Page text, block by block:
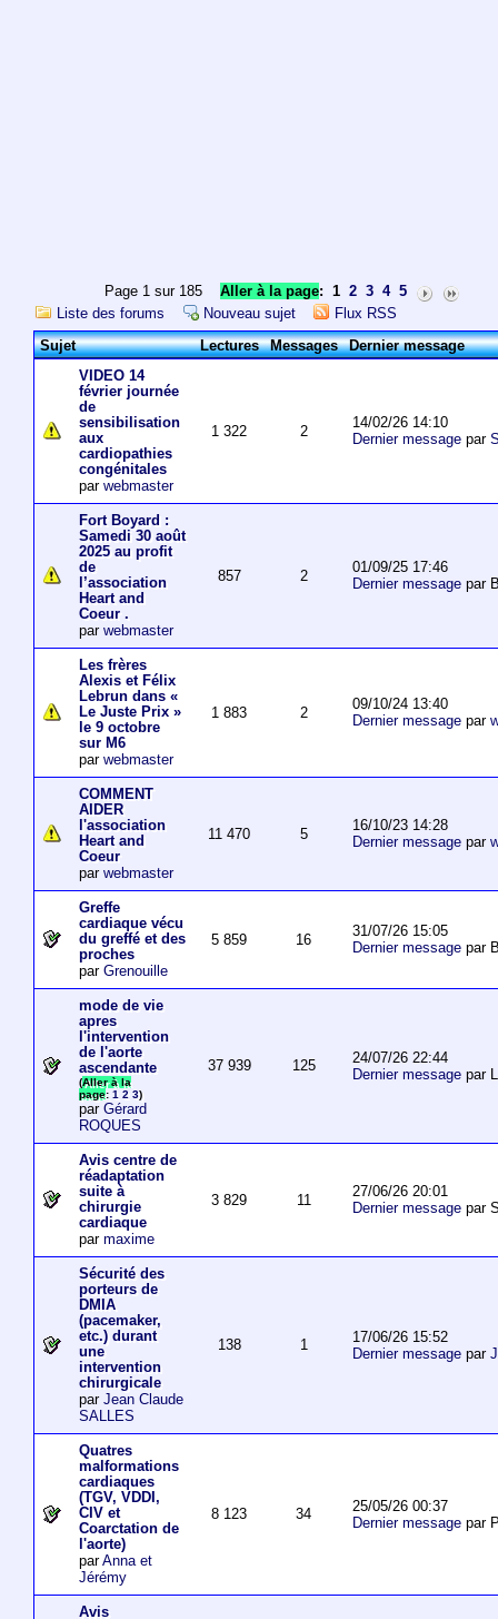
Page 1 sur 185Aller à la page: 1 2 3 4 5
Liste des forums
Nouveau sujet
Flux RSS
Sujet
Lectures Messages Dernier message
VIDEO 14
février journée
de
sensibilisation
aux
cardiopathies
congénitales
par webmaster
1 322 2
14/02/26 14:10
Dernier messagepar
Fort Boyard :
Samedi 30 août
2025 au profit
de
l’association
Heart and
Coeur .
par webmaster
857 2
01/09/25 17:46
Dernier messagepar
Les frères
Alexis et Félix
Lebrun dans «
Le Juste Prix »
le 9 octobre
sur M6
par webmaster
1 883 2
09/10/24 13:40
Dernier messagepar
COMMENT
AIDER
l'association
Heart and
Coeur
par webmaster
11 470 5
16/10/23 14:28
Dernier messagepar
Greffe
cardiaque vécu
du greffé et des
proches
par Grenouille
5 859 16
31/07/26 15:05
Dernier messagepar
mode de vie
apres
l'intervention
de l'aorte
ascendante
(Aller à la
page: 1 2 3)
par Gérard
ROQUES
37 939 125
24/07/26 22:44
Dernier messagepar
Avis centre de
réadaptation
suite à
chirurgie
cardiaque
par maxime
3 829 11
27/06/26 20:01
Dernier messagepar
Sécurité des
porteurs de
DMIA
(pacemaker,
etc.) durant
une
intervention
chirurgicale
par Jean Claude
SALLES
138 1
17/06/26 15:52
Dernier messagepar
Quatres
malformations
cardiaques
(TGV, VDDI,
CIV et
Coarctation de
l'aorte)
parAnna et
Jérémy
8 123 34
25/05/26 00:37
Dernier messagepar
Avis